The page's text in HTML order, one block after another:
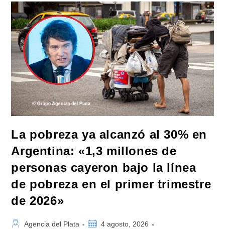
Milei
Ante
La
CIDH
Por
La
Reforma
Laboral
Y
Persecución
A
Dirigentes
Sindicales
La pobreza ya alcanzó al 30% en
Argentina: «1,3 millones de
personas cayeron bajo la línea
de pobreza en el primer trimestre
de 2026»
AutorAgencia del Plata
Publicación
4 agosto, 2026